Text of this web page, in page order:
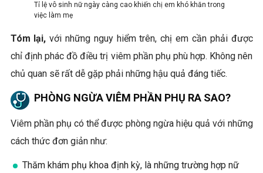
Tỉ lệ vô sinh nữ ngày càng cao khiến chị em khó khăn trong
việc làm mẹ
Tóm lại, với những nguy hiểm trên, chị em cần phải được
chỉ định phác đồ điều trị viêm phần phụ phù hợp. Không nên
chủ quan sẽ rất dễ gặp phải những hậu quả đáng tiếc.
PHÒNG NGỪA VIÊM PHẦN PHỤ RA SAO?
Viêm phần phụ có thể được phòng ngừa hiệu quả với những
cách thức đơn giản như:
Thăm khám phụ khoa định kỳ, là những trường hợp nữ